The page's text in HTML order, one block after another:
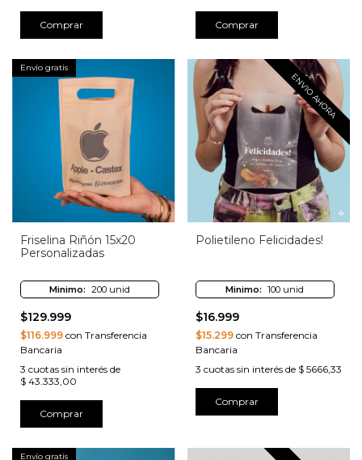
Comprar Comprar
Envío gratis
Friselina Riñón 15x20
Personalizadas
Minimo: 200 unid
$129.999
$116.999 con Transferencia
Bancaria
3 cuotas sin interés de
$ 43.333,00
Comprar
ENVIO AHORA
Polietileno Felicidades!
Minimo: 100 unid
$16.999
$15.299con Transferencia
Bancaria
3 cuotas sin interés de $ 5666,33
Comprar
Envío gratis